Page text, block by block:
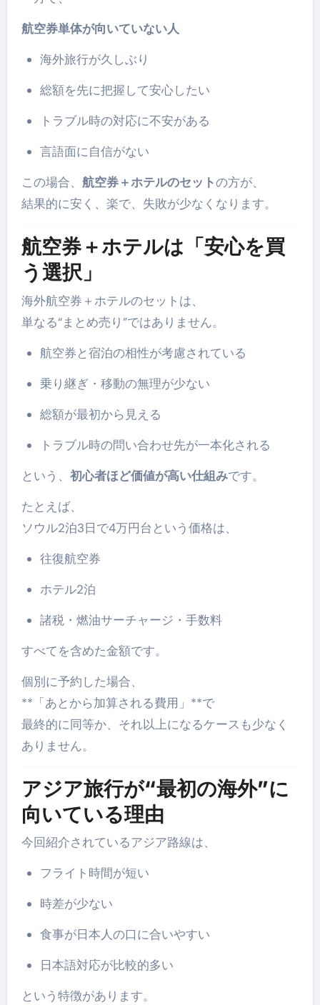
航空券単体が向いていない人
海外旅行が久しぶり
総額を先に把握して安心したい
トラブル時の対応に不安がある
言語面に自信がない
この場合、 航空券＋ホテルのセットの方が、
結果的に安く、楽で、失敗が少なくなります。
航空券＋ホテルは「安心を買
う選択」
海外航空券＋ホテルのセットは、
単なる“まとめ売り”ではありません。
航空券と宿泊の相性が考慮されている
乗り継ぎ・移動の無理が少ない
総額が最初から見える
トラブル時の問い合わせ先が一本化される
という、 初心者ほど価値が高い仕組みです。
たとえば、
ソウル2泊3日で4万円台という価格は、
往復航空券
ホテル2泊
諸税・燃油サーチャージ・手数料
すべてを含めた金額です。
個別に予約した場合、
**「あとから加算される費用」**で
最終的に同等か、それ以上になるケースも少なく
ありません。
アジア旅行が“最初の海外”に
向いている理由
今回紹介されているアジア路線は、
フライト時間が短い
時差が少ない
食事が日本人の口に合いやすい
日本語対応が比較的多い
という特徴があります。